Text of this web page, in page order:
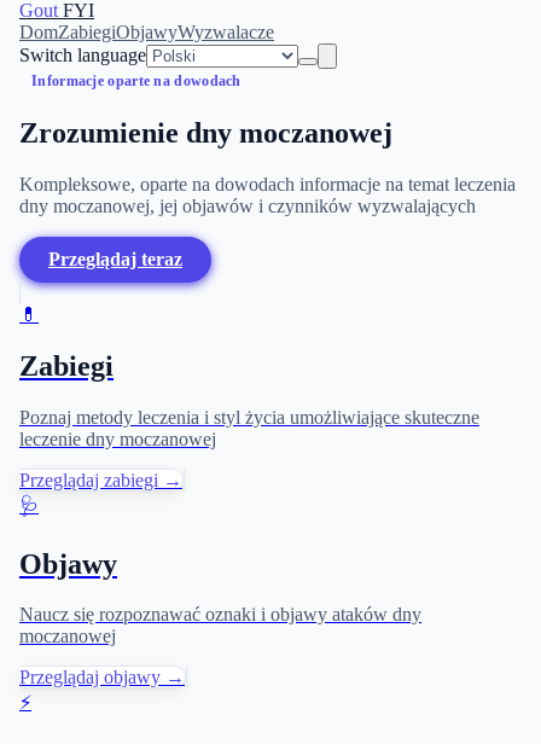
Gout FYI
DomZabiegiObjawyWyzwalacze
Switch language
Informacje oparte na dowodach
Zrozumienie dny moczanowej
Kompleksowe, oparte na dowodach informacje na temat leczenia
dny moczanowej, jej objawów i czynników wyzwalających
Przeglądaj teraz
💊
Zabiegi
Poznaj metody leczenia i styl życia umożliwiające skuteczne
leczenie dny moczanowej
Przeglądaj zabiegi →
🩺
Objawy
Naucz się rozpoznawać oznaki i objawy ataków dny
moczanowej
Przeglądaj objawy →
⚡